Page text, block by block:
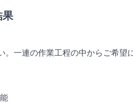
果
。一連の作業工程の中からご希望